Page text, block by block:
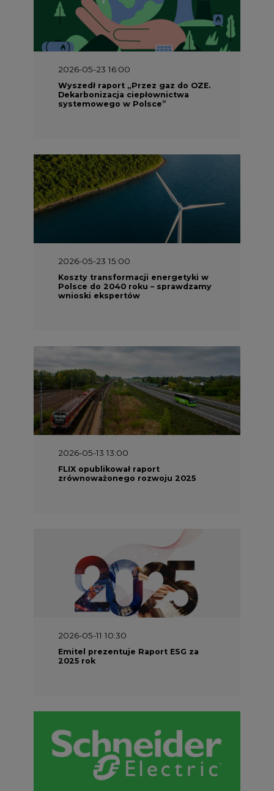
2026-05-23 16:00
Wyszedł raport „Przez gaz do OZE.
Dekarbonizacja ciepłownictwa
systemowego w Polsce”
2026-05-23 15:00
Koszty transformacji energetyki w
Polsce do 2040 roku – sprawdzamy
wnioski ekspertów
2026-05-13 13:00
FLIX opublikował raport
zrównoważonego rozwoju 2025
2026-05-11 10:30
Emitel prezentuje Raport ESG za
2025 rok